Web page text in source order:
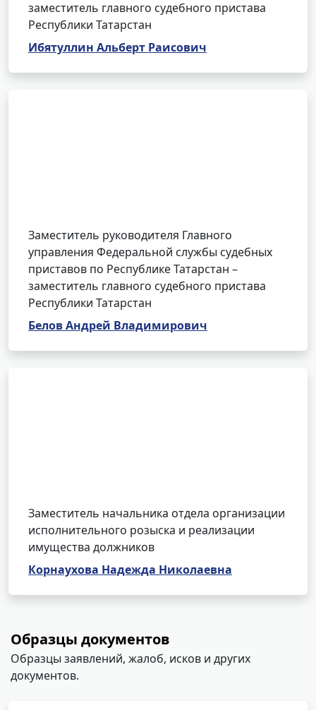
заместитель главного судебного пристава
Республики Татарстан
Ибятуллин Альберт Раисович
Заместитель руководителя Главного
управления Федеральной службы судебных
приставов по Республике Татарстан –
заместитель главного судебного пристава
Республики Татарстан
Белов Андрей Владимирович
Заместитель начальника отдела организации
исполнительного розыска и реализации
имущества должников
Корнаухова Надежда Николаевна
Образцы документов
Образцы заявлений, жалоб, исков и других
документов.